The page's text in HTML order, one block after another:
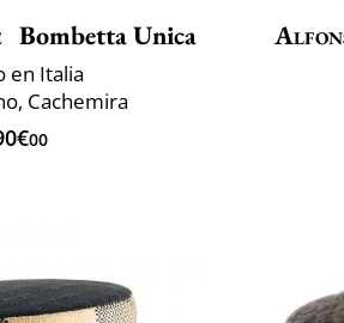
Bombetta Unica
en Italia
Cachemira
00